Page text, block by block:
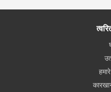
हम उत्पाद नहीं बेच रहे हैं, हम बस
सामान से संपर्क करने और उच्च
मिले।फिर कभी धोखा खाने के बारे में
किया गया हर भरोसेमंद पैकेज प्राप्त